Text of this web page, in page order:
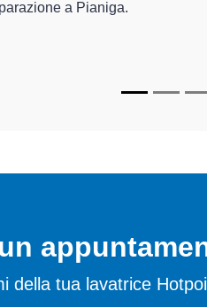
funzionanti e durare a
della tua lavatrice